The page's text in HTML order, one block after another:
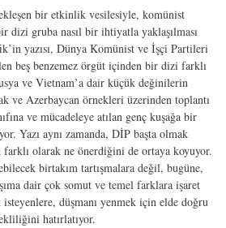
bir etkinlik vesilesiyle, komünist
dizi gruba nasıl bir ihtiyatla yaklaşılması
yazısı, Dünya Komünist ve İşçi Partileri
beş benzemez örgüt içinden bir dizi farklı
ve Vietnam’a dair küçük değinilerin
ve Azerbaycan örnekleri üzerinden toplantı
ve mücadeleye atılan genç kuşağa bir
Yazı aynı zamanda, DİP başta olmak
olarak ne önerdiğini de ortaya koyuyor.
birtakım tartışmalara değil, bugüne,
dair çok somut ve temel farklara işaret
düşmanı yenmek için elde doğru
hatırlatıyor.